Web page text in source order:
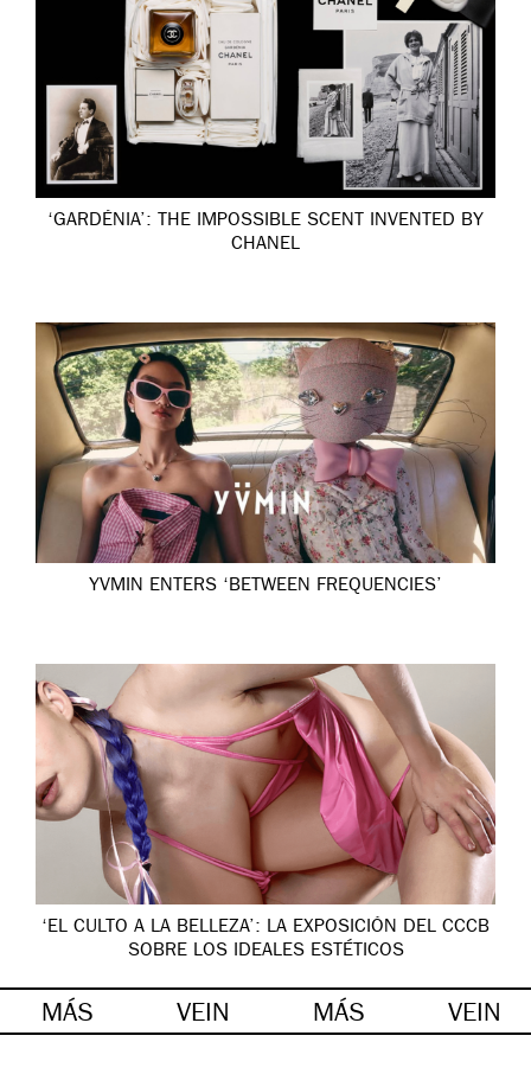
‘GARDÉNIA’: THE IMPOSSIBLE SCENT INVENTED BY
CHANEL
YVMIN ENTERS ‘BETWEEN FREQUENCIES’
‘EL CULTO A LA BELLEZA’: LA EXPOSICIÓN DEL CCCB
SOBRE LOS IDEALES ESTÉTICOS
MÁS VEIN MÁS VEIN